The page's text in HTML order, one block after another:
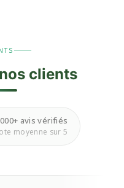
clients
avis vérifiés
moyenne sur 5